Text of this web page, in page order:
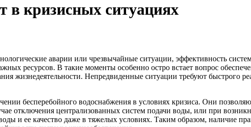
в кризисных ситуациях
аварии или чрезвычайные ситуации, эффективность
ресурсов. В такие моменты особенно остро встает вопрос
жизнедеятельности. Непредвиденные ситуации требуют быстрого
бесперебойного водоснабжения в условиях кризиса. Они
отключения централизованных систем подачи воды, или при
и ее качество даже в тяжелых условиях. Таким образом, наличие